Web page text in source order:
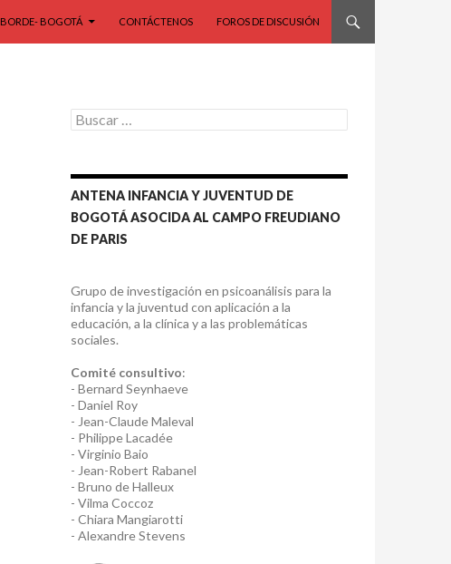
BORDE- BOGOTÁ CONTÁCTENOS FOROS DE DISCUSIÓN
Buscar:
ANTENA INFANCIA Y JUVENTUD DE
BOGOTÁ ASOCIDA AL CAMPO FREUDIANO
DE PARIS
Grupo de investigación en psicoanálisis para la
infancia y la juventud con aplicación a la
educación, a la clínica y a las problemáticas
sociales.
Comité consultivo:
- Bernard Seynhaeve
- Daniel Roy
- Jean-Claude Maleval
- Philippe Lacadée
- Virginio Baio
- Jean-Robert Rabanel
- Bruno de Halleux
- Vilma Coccoz
- Chiara Mangiarotti
- Alexandre Stevens